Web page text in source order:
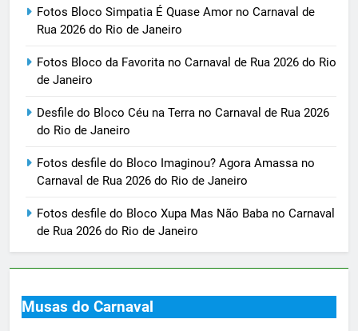
Fotos Bloco Simpatia É Quase Amor no Carnaval de
Rua 2026 do Rio de Janeiro
Fotos Bloco da Favorita no Carnaval de Rua 2026 do Rio
de Janeiro
Desfile do Bloco Céu na Terra no Carnaval de Rua 2026
do Rio de Janeiro
Fotos desfile do Bloco Imaginou? Agora Amassa no
Carnaval de Rua 2026 do Rio de Janeiro
Fotos desfile do Bloco Xupa Mas Não Baba no Carnaval
de Rua 2026 do Rio de Janeiro
Musas do Carnaval